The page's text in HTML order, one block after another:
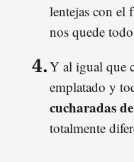
lentejas con el
nos quede
Y al igual que
emplatado y
cucharadas
totalmente